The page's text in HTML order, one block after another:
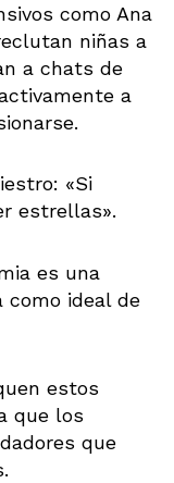
como Ana
niñas a
a chats de
a
«Si
estrellas».
es una
como ideal de
estos
que los
que